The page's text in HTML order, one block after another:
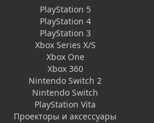
PlayStation 5
PlayStation 4
PlayStation 3
Xbox Series X/S
Xbox One
Xbox 360
Nintendo Switch 2
Nintendo Switch
PlayStation Vita
Проекторы и аксессуары